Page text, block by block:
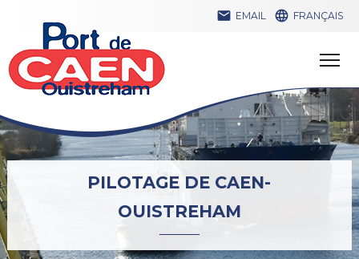
 EMAIL  FRANÇAIS
PILOTAGE DE CAEN-
OUISTREHAM